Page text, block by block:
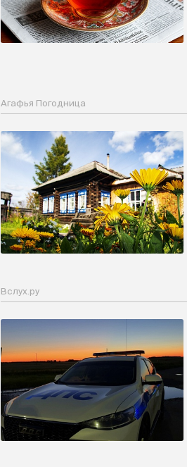
Агафья Погодница
Вслух.ру